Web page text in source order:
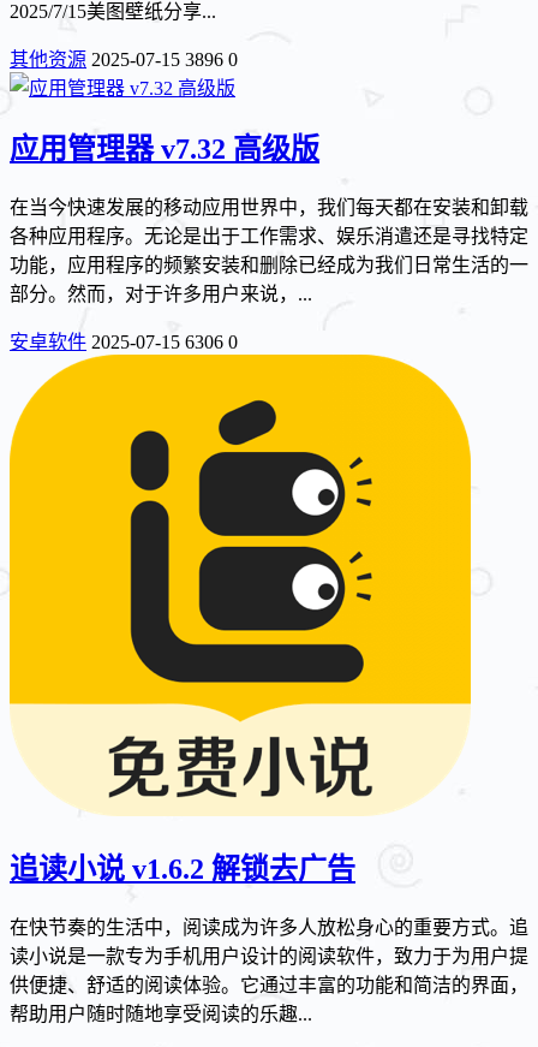
2025/7/15美图壁纸分享...
其他资源 2025-07-15 3896 0
应用管理器 v7.32 高级版
在当今快速发展的移动应用世界中，我们每天都在安装和卸载
各种应用程序。无论是出于工作需求、娱乐消遣还是寻找特定
功能，应用程序的频繁安装和删除已经成为我们日常生活的一
部分。然而，对于许多用户来说，...
安卓软件 2025-07-15 6306 0
追读小说 v1.6.2 解锁去广告
在快节奏的生活中，阅读成为许多人放松身心的重要方式。追
读小说是一款专为手机用户设计的阅读软件，致力于为用户提
供便捷、舒适的阅读体验。它通过丰富的功能和简洁的界面，
帮助用户随时随地享受阅读的乐趣...